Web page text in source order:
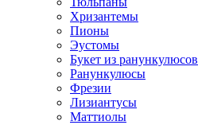
Хризантемы
Пионы
Эустомы
Букет из ранункулюсов
Ранункулюсы
Фрезии
Лизиантусы
Маттиолы